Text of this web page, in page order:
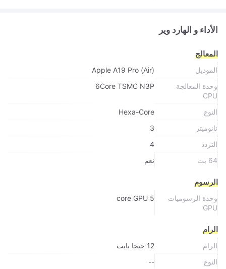
الأداء و الهارد وير
المعالج
الموديل
Apple A19 Pro (Air)
وحدة المعالجة
CPU
6Core TSMC N3P
النوع
Hexa-Core
نانوميتر
3
التردد
4
64 بت
نعم
الرسوم
وحدة الرسوميات
GPU
5 core GPU
الرام
الرام
12 جيجا بايت
النوع
--